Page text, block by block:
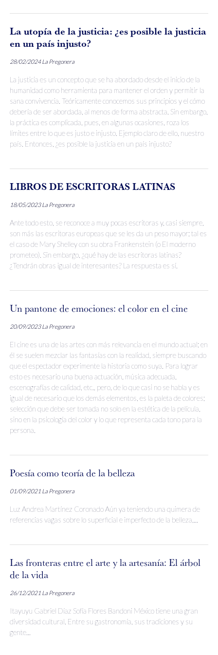
La utopía de la justicia: ¿es posible la justicia
en un país injusto?
28/02/2024 La Pregonera
La justicia es un concepto que se ha abordado desde el inicio de la
humanidad como herramienta para mantener el orden y permitir la
sana convivencia. Teóricamente conocemos sus principios y el cómo
debería de ser abordada, al menos de forma abstracta. Sin embargo,
la práctica es complicada, pues, en algunas ocasiones, roza los
límites entre lo que es justo e injusto. Ejemplo claro de ello, nuestro
país. Entonces, ¿es posible la justicia en un país injusto?
LIBROS DE ESCRITORAS LATINAS
18/05/2023 La Pregonera
Ante todo esto, se reconoce a muy pocas escritoras y, casi siempre,
son más las escritoras europeas que se les da un peso mayor; tal es
el caso de Mary Shelley con su obra Frankenstein (o El moderno
prometeo). Sin embargo, ¿qué hay de las escritoras latinas?
¿Tendrán obras igual de interesantes? La respuesta es sí.
Un pantone de emociones: el color en el cine
20/09/2023 La Pregonera
El cine es una de las artes con más relevancia en el mundo actual; en
él se suelen mezclar las fantasías con la realidad, siempre buscando
que el espectador experimente la historia como suya. Para lograr
esto es necesario una buena actuación, música adecuada,
escenografías de calidad, etc., pero, de lo que casi no se habla y es
igual de necesario que los demás elementos, es la paleta de colores;
selección que debe ser tomada no solo en la estética de la película,
sino en la psicología del color y lo que representa cada tono para la
persona.
Poesía como teoría de la belleza
01/09/2021 La Pregonera
Luz Andrea Martínez Coronado Aún ya teniendo una quimera de
referencias vagas sobre lo superficial e imperfecto de la belleza,...
Las fronteras entre el arte y la artesanía: El árbol
de la vida
26/12/2021 La Pregonera
Itayuyu Gabriel Díaz Sofía Flores Bandoni México tiene una gran
diversidad cultural. Entre su gastronomía, sus tradiciones y su
gente...